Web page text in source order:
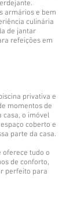
armários e bem
culinária
de jantar
refeições em
privativa e
momentos de
casa, o imóvel
coberto e
parte da casa.
oferece tudo o
de conforto,
perfeito para